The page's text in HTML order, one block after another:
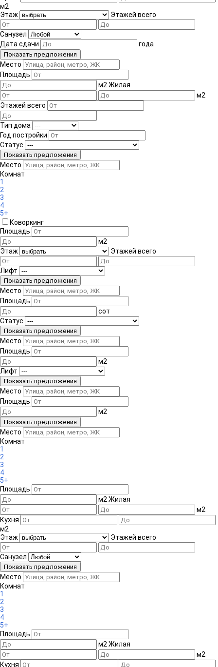
м2
Этаж
Этажей всего
Санузел
Дата сдачи
года
Место
Площадь
м2 Жилая
м2
Этажей всего
Тип дома
Год постройки
Статус
Место
Комнат
1
2
3
4
5+
Коворкинг
Площадь
м2
Этаж
Этажей всего
Лифт
Место
Площадь
сот
Статус
Место
Площадь
м2
Лифт
Место
Площадь
м2
Место
Комнат
1
2
3
4
5+
Площадь
м2 Жилая
м2
Кухня
м2
Этаж
Этажей всего
Санузел
Место
Комнат
1
2
3
4
5+
Площадь
м2 Жилая
м2
Кухня